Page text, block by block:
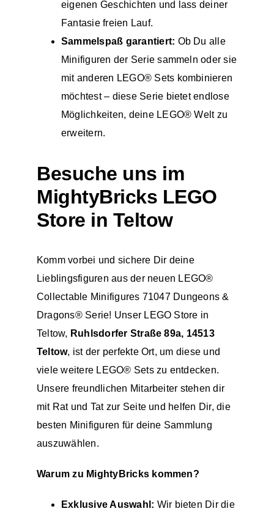
eigenen Geschichten und lass deiner
Fantasie freien Lauf.
Sammelspaß garantiert: Ob Du alle
Minifiguren der Serie sammeln oder sie
mit anderen LEGO® Sets kombinieren
möchtest – diese Serie bietet endlose
Möglichkeiten, deine LEGO® Welt zu
erweitern.
Besuche uns im
MightyBricks LEGO
Store in Teltow
Komm vorbei und sichere Dir deine
Lieblingsfiguren aus der neuen LEGO®
Collectable Minifigures 71047 Dungeons &
Dragons® Serie! Unser LEGO Store in
Teltow, Ruhlsdorfer Straße 89a, 14513
Teltow, ist der perfekte Ort, um diese und
viele weitere LEGO® Sets zu entdecken.
Unsere freundlichen Mitarbeiter stehen dir
mit Rat und Tat zur Seite und helfen Dir, die
besten Minifiguren für deine Sammlung
auszuwählen.
Warum zu MightyBricks kommen?
Exklusive Auswahl: Wir bieten Dir die